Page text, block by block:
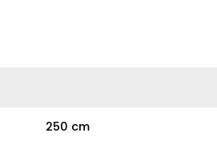
250 cm